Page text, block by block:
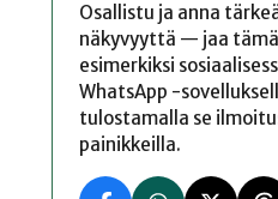
Osallistu ja anna
näkyvyyttä — jaa
esimerkiksi
WhatsApp -
tulostamalla se
painikkeilla.